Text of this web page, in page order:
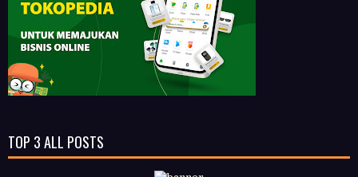
TOP 3 ALL POSTS